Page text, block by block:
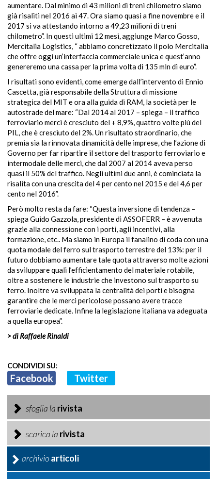
aumentare. Dal minimo di 43 milioni di treni chilometro siamo
già risaliti nel 2016 ai 47. Ora siamo quasi a fine novembre e il
2017 si va attestando intorno a 49,23 milioni di treni
chilometro”. In questi ultimi 12 mesi, aggiunge Marco Gosso,
Mercitalia Logistics, “ abbiamo concretizzato il polo Mercitalia
che offre oggi un’interfaccia commerciale unica e quest’anno
genereremo una cassa per la prima volta di 135 mln di euro”.
I risultati sono evidenti, come emerge dall’intervento di Ennio
Cascetta, già responsabile della Struttura di missione
strategica del MIT e ora alla guida di RAM, la società per le
autostrade del mare: “Dal 2014 al 2017 – spiega – il traffico
ferroviario merci è cresciuto del + 8,9%, quattro volte più del
PIL, che è cresciuto del 2%. Un risultato straordinario, che
premia sia la rinnovata dinamicità delle imprese, che l’azione di
Governo per far ripartire il settore del trasporto ferroviario e
intermodale delle merci, che dal 2007 al 2014 aveva perso
quasi il 50% del traffico. Negli ultimi due anni, è cominciata la
risalita con una crescita del 4 per cento nel 2015 e del 4,6 per
cento nel 2016”.
Però molto resta da fare: “Questa inversione di tendenza –
spiega Guido Gazzola, presidente di ASSOFERR – è avvenuta
grazie alla connessione con i porti, agli incentivi, alla
formazione, etc.. Ma siamo in Europa il fanalino di coda con una
quota modale del ferro sul trasporto terrestre del 13%: per il
futuro dobbiamo aumentare tale quota attraverso molte azioni
da sviluppare quali l’efficientamento del materiale rotabile,
oltre a sostenere le industrie che investono sul trasporto su
ferro. Inoltre va sviluppata la centralità dei porti e bisogna
garantire che le merci pericolose possano avere tracce
ferroviarie dedicate. Infine la legislazione italiana va adeguata
a quella europea”.
> di Raffaele Rinaldi
CONDIVIDI SU:
Facebook Twitter
sfoglia la rivista
scarica la rivista
archivioarticoli